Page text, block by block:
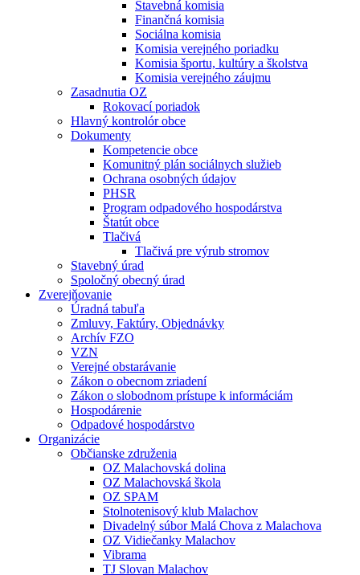
Stavebná komisia
Finančná komisia
Sociálna komisia
Komisia verejného poriadku
Komisia športu, kultúry a školstva
Komisia verejného záujmu
Zasadnutia OZ
Rokovací poriadok
Hlavný kontrolór obce
Dokumenty
Kompetencie obce
Komunitný plán sociálnych služieb
Ochrana osobných údajov
PHSR
Program odpadového hospodárstva
Štatút obce
Tlačivá
Tlačivá pre výrub stromov
Stavebný úrad
Spoločný obecný úrad
Zverejňovanie
Úradná tabuľa
Zmluvy, Faktúry, Objednávky
Archív FZO
VZN
Verejné obstarávanie
Zákon o obecnom zriadení
Zákon o slobodnom prístupe k informáciám
Hospodárenie
Odpadové hospodárstvo
Organizácie
Občianske združenia
OZ Malachovská dolina
OZ Malachovská škola
OZ SPAM
Stolnotenisový klub Malachov
Divadelný súbor Malá Chova z Malachova
OZ Vidiečanky Malachov
Vibrama
TJ Slovan Malachov